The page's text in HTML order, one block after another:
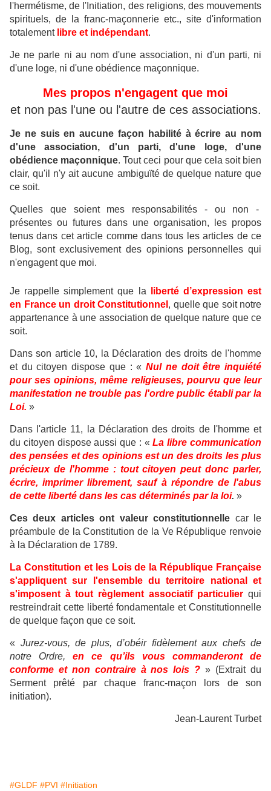
l'hermétisme, de l'Initiation, des religions, des mouvements
spirituels, de la franc-maçonnerie etc., site d'information
totalement libre et indépendant.
Je ne parle ni au nom d'une association, ni d'un parti, ni
d'une loge, ni d'une obédience maçonnique.
Mes propos n'engagent que moi
et non pas l'une ou l'autre de ces associations.
Je ne suis en aucune façon habilité à écrire au nom
d'une association, d'un parti, d'une loge, d'une
obédience maçonnique.Tout ceci pour que cela soit bien
clair, qu'il n'y ait aucune ambiguïté de quelque nature que
ce soit.
Quelles que soient mes responsabilités - ou non -
présentes ou futures dans une organisation, les propos
tenus dans cet article comme dans tous les articles de ce
Blog, sont exclusivement des opinions personnelles qui
n'engagent que moi.
Je rappelle simplement que la
liberté d’expression est
en France un droit Constitutionnel , quelle que soit notre
appartenance à une association de quelque nature que ce
soit.
Dans son article 10, la Déclaration des droits de l'homme
et du citoyen dispose que : «Nul ne doit être inquiété
pour ses opinions, même religieuses, pourvu que leur
manifestation ne trouble pas l'ordre public établi par la
Loi. »
Dans l'article 11, la Déclaration des droits de l'homme et
du citoyen dispose aussi que : «La libre communication
des pensées et des opinions est un des droits les plus
précieux de l'homme : tout citoyen peut donc parler,
écrire, imprimer librement, sauf à répondre de l'abus
de cette liberté dans les cas déterminés par la loi. »
Ces deux articles ont valeur constitutionnelle car le
préambule de la Constitution de la Ve République renvoie
à la Déclaration de 1789.
La Constitution et les Lois de la République Française
s'appliquent sur l'ensemble du territoire national et
s'imposent à tout règlement associatif particulier qui
restreindrait cette liberté fondamentale et Constitutionnelle
de quelque façon que ce soit.
« Jurez-vous, de plus, d’obéir fidèlement aux chefs de
notre Ordre,en ce qu’ils vous commanderont de
conforme et non contraire à nos lois ?» (Extrait du
Serment prêté par chaque franc-maçon lors de son
initiation).
Jean-Laurent Turbet
#GLDF #PVI #Initiation